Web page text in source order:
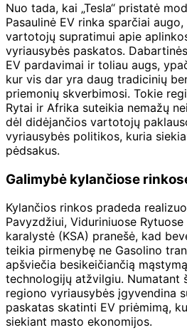
Nuo tada, kai „Tesla“ pristatė
Pasaulinė EV rinka sparčiai
vartotojų supratimui apie
vyriausybės paskatos.
EV pardavimai ir toliau augs,
kur vis dar yra daug tradicinių
priemonių skverbimosi. Tokie
Rytai ir Afrika suteikia nemažų
dėl didėjančios vartotojų
vyriausybės politikos, kuria
pėdsakus.
Galimybė kylančiose
Kylančios rinkos pradeda
Pavyzdžiui, Viduriniuose
karalystė (KSA) pranešė, kad
teikia pirmenybę ne Gasolino
apšviečia besikeičiančią
technologijų atžvilgiu. Numatant
regiono vyriausybės įgyvendina
paskatas skatinti EV priėmimą,
siekiant masto ekonomijos.